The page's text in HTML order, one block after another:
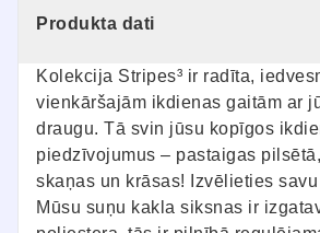
Produkta dati
Kolekcija Stripes³ ir radīta,
vienkāršajām ikdienas gaitām ar
draugu. Tā svin jūsu kopīgos
piedzīvojumus – pastaigas
skaņas un krāsas! Izvēlieties
Mūsu suņu kakla siksnas ir